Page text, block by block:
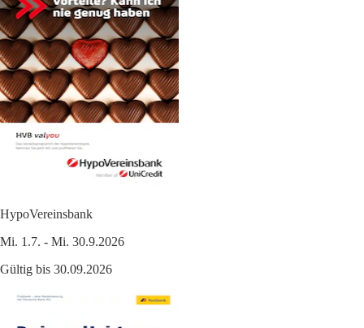
HypoVereinsbank
Mi. 1.7. - Mi. 30.9.2026
Gültig bis 30.09.2026